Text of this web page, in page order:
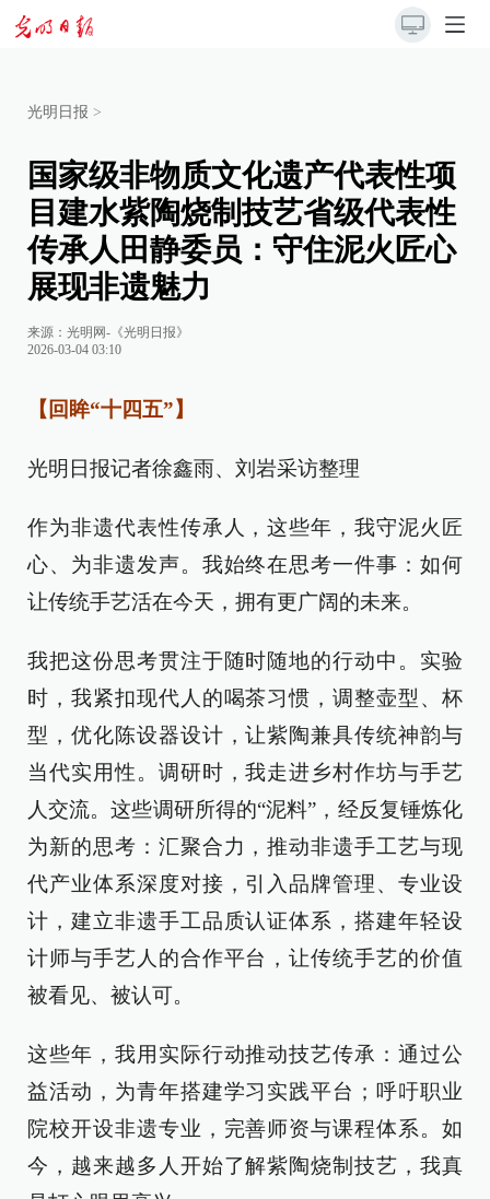
光明日报 >
国家级非物质文化遗产代表性项
目建水紫陶烧制技艺省级代表性
传承人田静委员：守住泥火匠心
展现非遗魅力
来源： 光明网-《光明日报》
2026-03-04 03:10
【回眸“十四五”】
光明日报记者徐鑫雨、刘岩采访整理
作为非遗代表性传承人，这些年，我守泥火匠
心、为非遗发声。我始终在思考一件事：如何
让传统手艺活在今天，拥有更广阔的未来。
我把这份思考贯注于随时随地的行动中。实验
时，我紧扣现代人的喝茶习惯，调整壶型、杯
型，优化陈设器设计，让紫陶兼具传统神韵与
当代实用性。调研时，我走进乡村作坊与手艺
人交流。这些调研所得的“泥料”，经反复锤炼化
为新的思考：汇聚合力，推动非遗手工艺与现
代产业体系深度对接，引入品牌管理、专业设
计，建立非遗手工品质认证体系，搭建年轻设
计师与手艺人的合作平台，让传统手艺的价值
被看见、被认可。
这些年，我用实际行动推动技艺传承：通过公
益活动，为青年搭建学习实践平台；呼吁职业
院校开设非遗专业，完善师资与课程体系。如
今，越来越多人开始了解紫陶烧制技艺，我真